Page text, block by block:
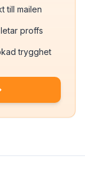
till mailen
proffs
trygghet